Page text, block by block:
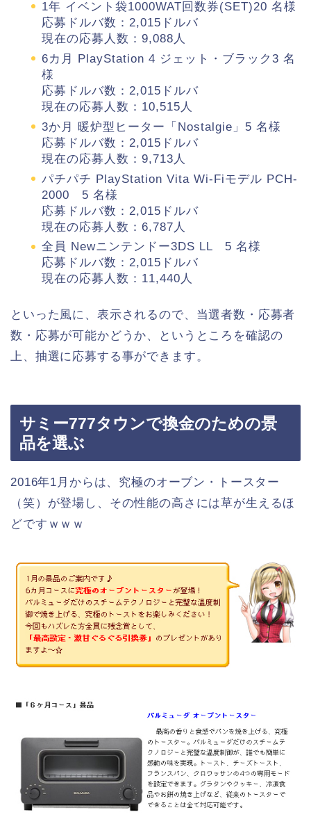
1年 イベント袋1000WAT回数券(SET)20 名様
応募ドルバ数：2,015ドルバ
現在の応募人数：9,088人
6カ月 PlayStation 4 ジェット・ブラック3 名
様
応募ドルバ数：2,015ドルバ
現在の応募人数：10,515人
3か月 暖炉型ヒーター「Nostalgie」5 名様
応募ドルバ数：2,015ドルバ
現在の応募人数：9,713人
パチパチ PlayStation Vita Wi-Fiモデル PCH-
2000 5 名様
応募ドルバ数：2,015ドルバ
現在の応募人数：6,787人
全員 Newニンテンドー3DS LL 5 名様
応募ドルバ数：2,015ドルバ
現在の応募人数：11,440人
といった風に、表示されるので、当選者数・応募者
数・応募が可能かどうか、というところを確認の
上、抽選に応募する事ができます。
サミー777タウンで換金のための景
品を選ぶ
2016年1月からは、究極のオーブン・トースター
（笑）が登場し、その性能の高さには草が生えるほ
どですｗｗｗ